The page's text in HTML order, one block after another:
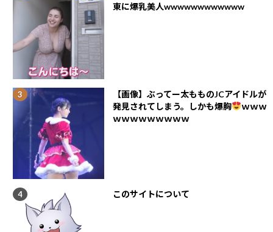
東に爆乳美人wwwwwwwwwwww
【画像】ぶってー太もものJCアイドルが
発見されてしまう。しかも爆胸
ｗｗｗ
ｗｗｗｗｗｗｗｗｗ
このサイトについて